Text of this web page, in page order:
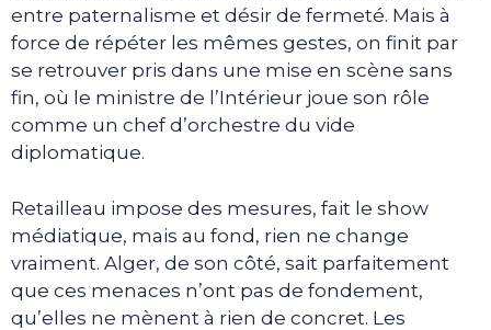
entre paternalisme et désir de fermeté. Mais à
force de répéter les mêmes gestes, on finit par
se retrouver pris dans une mise en scène sans
fin, où le ministre de l’Intérieur joue son rôle
comme un chef d’orchestre du vide
diplomatique.
Retailleau impose des mesures, fait le show
médiatique, mais au fond, rien ne change
vraiment. Alger, de son côté, sait parfaitement
que ces menaces n’ont pas de fondement,
qu’elles ne mènent à rien de concret. Les